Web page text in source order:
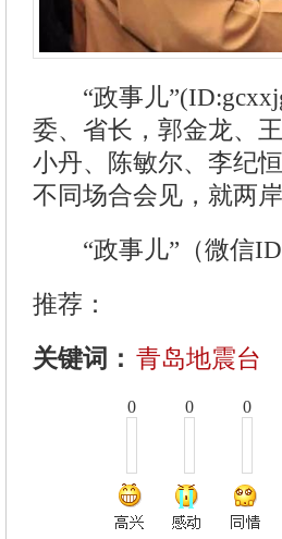
“政事儿
委、省长，郭金龙、
小丹、陈敏尔、李纪
不同场合会见，就两
“政事儿”（微信ID
推荐：
关键词： 青岛地震台
0 0 0